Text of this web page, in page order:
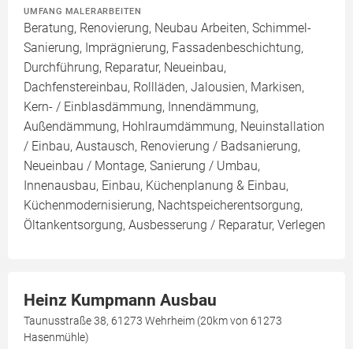
UMFANG MALERARBEITEN
Beratung, Renovierung, Neubau Arbeiten, Schimmel-
Sanierung, Imprägnierung, Fassadenbeschichtung,
Durchführung, Reparatur, Neueinbau,
Dachfenstereinbau, Rollläden, Jalousien, Markisen,
Kern- / Einblasdämmung, Innendämmung,
Außendämmung, Hohlraumdämmung, Neuinstallation
/ Einbau, Austausch, Renovierung / Badsanierung,
Neueinbau / Montage, Sanierung / Umbau,
Innenausbau, Einbau, Küchenplanung & Einbau,
Küchenmodernisierung, Nachtspeicherentsorgung,
Öltankentsorgung, Ausbesserung / Reparatur, Verlegen
Heinz Kumpmann Ausbau
Taunusstraße 38, 61273 Wehrheim (20km von 61273
Hasenmühle)